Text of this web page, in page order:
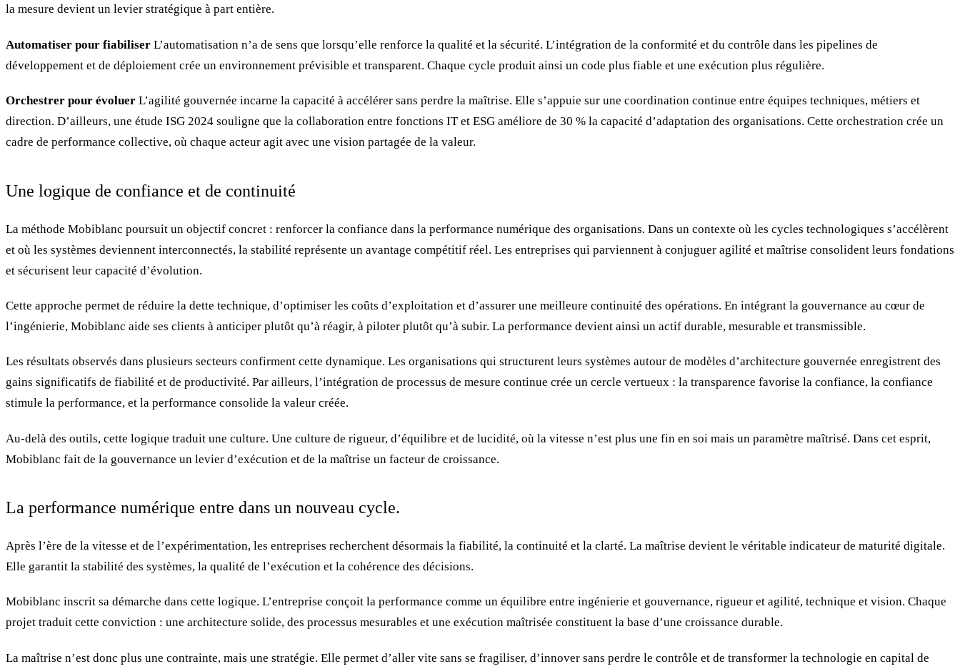
la mesure devient un levier stratégique à part entière.
Automatiser pour fiabiliser L’automatisation n’a de sens que lorsqu’elle renforce la qualité et la sécurité. L’intégration de la conformité et du contrôle dans les pipelines de
développement et de déploiement crée un environnement prévisible et transparent. Chaque cycle produit ainsi un code plus fiable et une exécution plus régulière.
Orchestrer pour évoluer L’agilité gouvernée incarne la capacité à accélérer sans perdre la maîtrise. Elle s’appuie sur une coordination continue entre équipes techniques, métiers et
direction. D’ailleurs, une étude ISG 2024 souligne que la collaboration entre fonctions IT et ESG améliore de 30 % la capacité d’adaptation des organisations. Cette orchestration crée un
cadre de performance collective, où chaque acteur agit avec une vision partagée de la valeur.
Une logique de confiance et de continuité
La méthode Mobiblanc poursuit un objectif concret : renforcer la confiance dans la performance numérique des organisations. Dans un contexte où les cycles technologiques s’accélèrent
et où les systèmes deviennent interconnectés, la stabilité représente un avantage compétitif réel. Les entreprises qui parviennent à conjuguer agilité et maîtrise consolident leurs fondations
et sécurisent leur capacité d’évolution.
Cette approche permet de réduire la dette technique, d’optimiser les coûts d’exploitation et d’assurer une meilleure continuité des opérations. En intégrant la gouvernance au cœur de
l’ingénierie, Mobiblanc aide ses clients à anticiper plutôt qu’à réagir, à piloter plutôt qu’à subir. La performance devient ainsi un actif durable, mesurable et transmissible.
Les résultats observés dans plusieurs secteurs confirment cette dynamique. Les organisations qui structurent leurs systèmes autour de modèles d’architecture gouvernée enregistrent des
gains significatifs de fiabilité et de productivité. Par ailleurs, l’intégration de processus de mesure continue crée un cercle vertueux : la transparence favorise la confiance, la confiance
stimule la performance, et la performance consolide la valeur créée.
Au-delà des outils, cette logique traduit une culture. Une culture de rigueur, d’équilibre et de lucidité, où la vitesse n’est plus une fin en soi mais un paramètre maîtrisé. Dans cet esprit,
Mobiblanc fait de la gouvernance un levier d’exécution et de la maîtrise un facteur de croissance.
La performance numérique entre dans un nouveau cycle.
Après l’ère de la vitesse et de l’expérimentation, les entreprises recherchent désormais la fiabilité, la continuité et la clarté. La maîtrise devient le véritable indicateur de maturité digitale.
Elle garantit la stabilité des systèmes, la qualité de l’exécution et la cohérence des décisions.
Mobiblanc inscrit sa démarche dans cette logique. L’entreprise conçoit la performance comme un équilibre entre ingénierie et gouvernance, rigueur et agilité, technique et vision. Chaque
projet traduit cette conviction : une architecture solide, des processus mesurables et une exécution maîtrisée constituent la base d’une croissance durable.
La maîtrise n’est donc plus une contrainte, mais une stratégie. Elle permet d’aller vite sans se fragiliser, d’innover sans perdre le contrôle et de transformer la technologie en capital de